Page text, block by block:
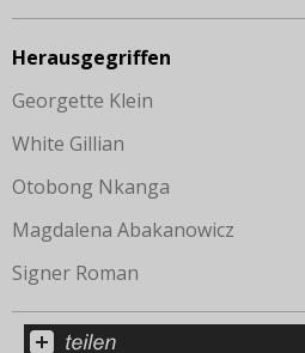
Herausgegriffen
Georgette Klein
White Gillian
Otobong Nkanga
Magdalena Abakanowicz
Signer Roman